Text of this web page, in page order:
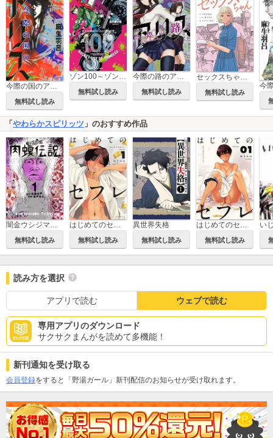
今際の国のアリス
無料試し読み
ゾン100～ゾンビになるまでにしたい100のこと～
無料試し読み
今際の路のアリス
無料試し読み
セックスちゃん 【単行本版】
無料試し読み
「 やわらかスピリッツ 」のおすすめ作品
無料試し読み 無料試し読み
異世界失格
無料試し読み 無料試し読み
読み方を選択
アプリで読む ウェブで読む
専用アプリのダウンロード
サクサクまんがを読めて多機能！
新刊通知を受け取る
会員登録をすると「野湯ガール」新刊配信のお知らせが受け取れます。